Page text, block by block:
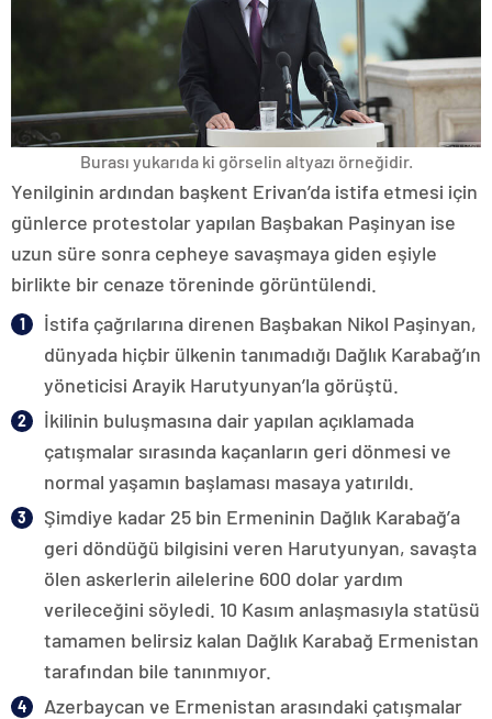
Burası yukarıda ki görselin altyazı örneğidir.
Yenilginin ardından başkent Erivan’da istifa etmesi için
günlerce protestolar yapılan Başbakan Paşinyan ise
uzun süre sonra cepheye savaşmaya giden eşiyle
birlikte bir cenaze töreninde görüntülendi.
İstifa çağrılarına direnen Başbakan Nikol Paşinyan,
dünyada hiçbir ülkenin tanımadığı Dağlık Karabağ’ın
yöneticisi Arayik Harutyunyan’la görüştü.
İkilinin buluşmasına dair yapılan açıklamada
çatışmalar sırasında kaçanların geri dönmesi ve
normal yaşamın başlaması masaya yatırıldı.
Şimdiye kadar 25 bin Ermeninin Dağlık Karabağ’a
geri döndüğü bilgisini veren Harutyunyan, savaşta
ölen askerlerin ailelerine 600 dolar yardım
verileceğini söyledi. 10 Kasım anlaşmasıyla statüsü
tamamen belirsiz kalan Dağlık Karabağ Ermenistan
tarafından bile tanınmıyor.
Azerbaycan ve Ermenistan arasındaki çatışmalar